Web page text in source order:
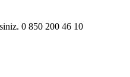
0 850 200 46 10